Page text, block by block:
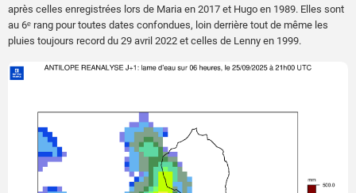
après celles enregistrées lors de Maria en 2017 et Hugo en 1989. Elles sont
au 6ᵉ rang pour toutes dates confondues, loin derrière tout de même les
pluies toujours record du 29 avril 2022 et celles de Lenny en 1999.